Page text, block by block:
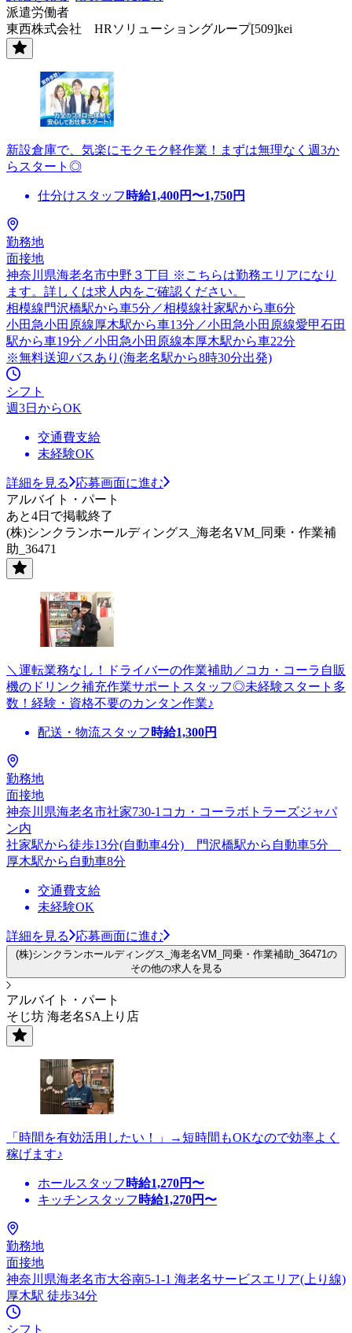
派遣労働者
東西株式会社 HRソリューショングループ[509]kei
新設倉庫で、気楽にモクモク軽作業！まずは無理なく週3か
らスタート◎
仕分けスタッフ 時給1,400円〜1,750円
勤務地
面接地
神奈川県海老名市中野３丁目 ※こちらは勤務エリアになり
ます。詳しくは求人内をご確認ください。
相模線門沢橋駅から車5分／相模線社家駅から車6分
小田急小田原線厚木駅から車13分／小田急小田原線愛甲石田
駅から車19分／小田急小田原線本厚木駅から車22分
※無料送迎バスあり(海老名駅から8時30分出発)
シフト
週3日からOK
交通費支給
未経験OK
詳細を見る
応募画面に進む
アルバイト・パート
あと4日で掲載終了
(株)シンクランホールディングス_海老名VM_同乗・作業補
助_36471
＼運転業務なし！ドライバーの作業補助／コカ・コーラ自販
機のドリンク補充作業サポートスタッフ◎未経験スタート多
数！経験・資格不要のカンタン作業♪
配送・物流スタッフ 時給1,300円
勤務地
面接地
神奈川県海老名市社家730-1コカ・コーラボトラーズジャパ
ン内
社家駅から徒歩13分(自動車4分) 門沢橋駅から自動車5分
厚木駅から自動車8分
交通費支給
未経験OK
詳細を見る 応募画面に進む
(株)シンクランホールディングス_海老名VM_同乗・作業補助_36471の
その他の求人を見る
アルバイト・パート
そじ坊 海老名SA上り店
「時間を有効活用したい！」→短時間もOKなので効率よく
稼げます♪
ホールスタッフ 時給1,270円〜
キッチンスタッフ 時給1,270円〜
勤務地
面接地
神奈川県海老名市大谷南5-1-1 海老名サービスエリア(上り線)
厚木駅 徒歩34分
シフト